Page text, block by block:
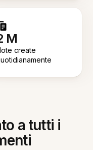
M
create
a tutti i